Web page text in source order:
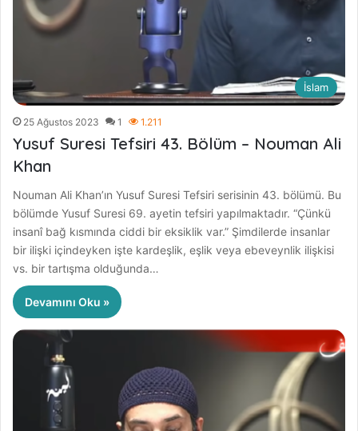
İslam
25 Ağustos 2023 1 1.211
Yusuf Suresi Tefsiri 43. Bölüm – Nouman Ali
Khan
Nouman Ali Khan’ın Yusuf Suresi Tefsiri serisinin 43. bölümü. Bu
bölümde Yusuf Suresi 69. ayetin tefsiri yapılmaktadır. “Çünkü
insanî bağ kısmında ciddi bir eksiklik var.” Şimdilerde insanlar
bir ilişki içindeyken işte kardeşlik, eşlik veya ebeveynlik ilişkisi
vs. bir tartışma olduğunda…
Devamını Oku »